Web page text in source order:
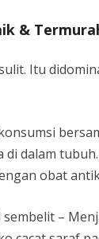
&
Itu
dalam
obat
–